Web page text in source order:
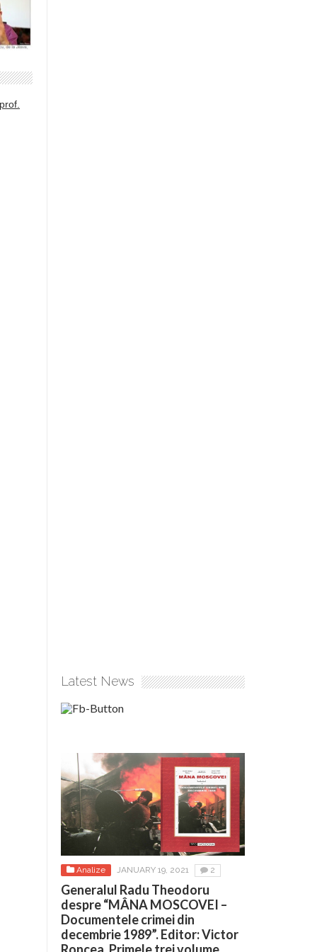
Latest News
Analize JANUARY 19, 2021 2
Generalul Radu Theodoru
despre “MÂNA MOSCOVEI –
Documentele crimei din
decembrie 1989”. Editor: Victor